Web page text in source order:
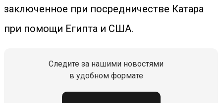
заключенное при посредничестве Катара
при помощи Египта и США.
Следите за нашими новостями
в удобном формате